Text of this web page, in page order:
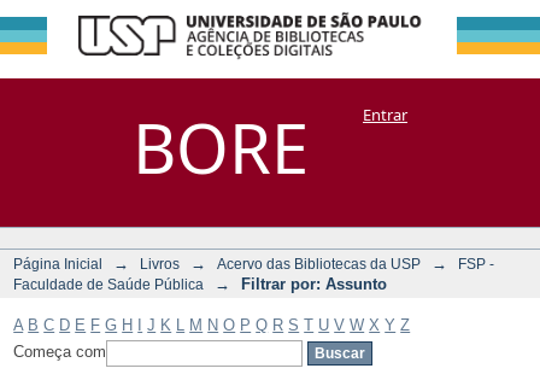
BORE
Filtrar por:
Assunto
DSpace/Manakin + CoriscoEntrar
Página Inicial → Livros → Acervo das Bibliotecas da USP →
FSP -
Faculdade de Saúde Pública
→ Filtrar por: Assunto
A B C D E F G H J K M N O P Q R S T U V W X Y Z
Começa com